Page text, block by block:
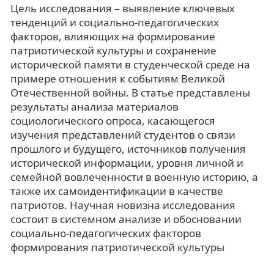
Цель исследования – выявление ключевых
тенденций и социально-педагогических
факторов, влияющих на формирование
патриотической культуры и сохранение
исторической памяти в студенческой среде на
примере отношения к событиям Великой
Отечественной войны. В статье представлены
результаты анализа материалов
социологического опроса, касающегося
изучения представлений студентов о связи
прошлого и будущего, источников получения
исторической информации, уровня личной и
семейной вовлеченности в военную историю, а
также их самоидентификации в качестве
патриотов. Научная новизна исследования
состоит в системном анализе и обосновании
социально-педагогических факторов
формирования патриотической культуры